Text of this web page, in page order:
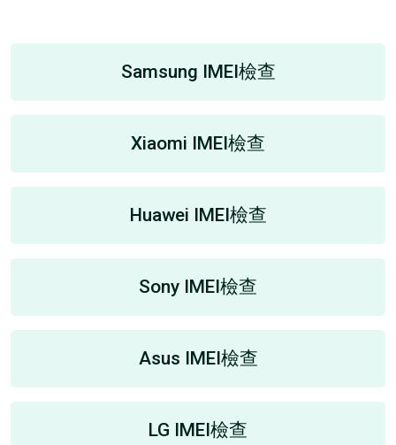
Samsung IMEI檢查
Xiaomi IMEI檢查
Huawei IMEI檢查
Sony IMEI檢查
Asus IMEI檢查
LG IMEI檢查